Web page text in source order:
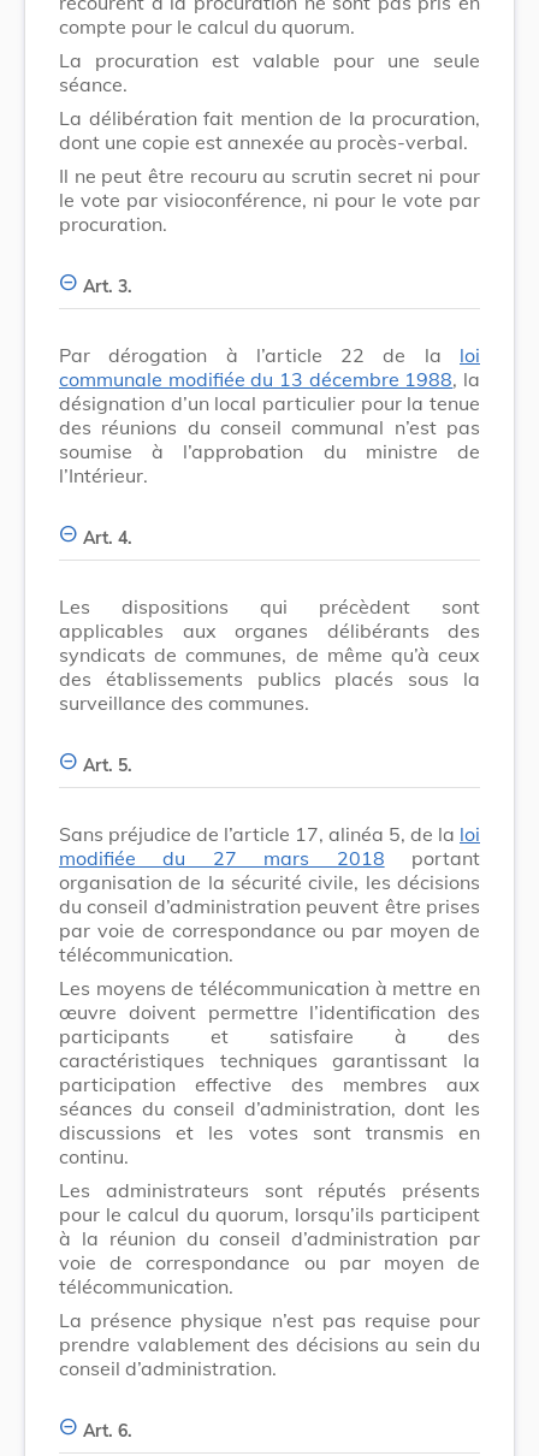
compte pour le calcul du quorum.
La procuration est valable pour une seule
séance.
La délibération fait mention de la procuration,
dont une copie est annexée au procès-verbal.
Il ne peut être recouru au scrutin secret ni pour
le vote par visioconférence, ni pour le vote par
procuration.
Art. 3.
Par dérogation à l’article 22 de la loi
communale modifiée du 13 décembre 1988, la
désignation d’un local particulier pour la tenue
des réunions du conseil communal n’est pas
soumise à l’approbation du ministre de
l’Intérieur.
Art. 4.
Les dispositions qui précèdent sont
applicables aux organes délibérants des
syndicats de communes, de même qu’à ceux
des établissements publics placés sous la
surveillance des communes.
Art. 5.
Sans préjudice de l’article 17, alinéa 5, de la loi
modifiée du 27 mars 2018 portant
organisation de la sécurité civile, les décisions
du conseil d’administration peuvent être prises
par voie de correspondance ou par moyen de
télécommunication.
Les moyens de télécommunication à mettre en
œuvre doivent permettre l’identification des
participants et satisfaire à des
caractéristiques techniques garantissant la
participation effective des membres aux
séances du conseil d’administration, dont les
discussions et les votes sont transmis en
continu.
Les administrateurs sont réputés présents
pour le calcul du quorum, lorsqu’ils participent
à la réunion du conseil d’administration par
voie de correspondance ou par moyen de
télécommunication.
La présence physique n’est pas requise pour
prendre valablement des décisions au sein du
conseil d’administration.
Art. 6.